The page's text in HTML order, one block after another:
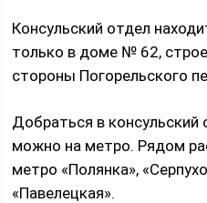
Консульский отдел
только в доме № 62,
стороны Погорельского
Добраться в консульский
можно на метро. Рядом
метро «Полянка»,
«Павелецкая».